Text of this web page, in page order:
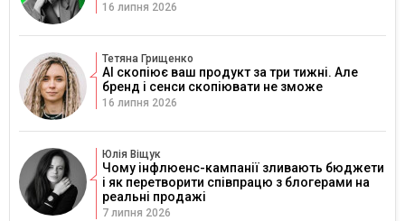
16 липня 2026
Тетяна Грищенко
AI скопіює ваш продукт за три тижні. Але
бренд і сенси скопіювати не зможе
16 липня 2026
Юлія Віщук
Чому інфлюенс-кампанії зливають бюджети
і як перетворити співпрацю з блогерами на
реальні продажі
7 липня 2026